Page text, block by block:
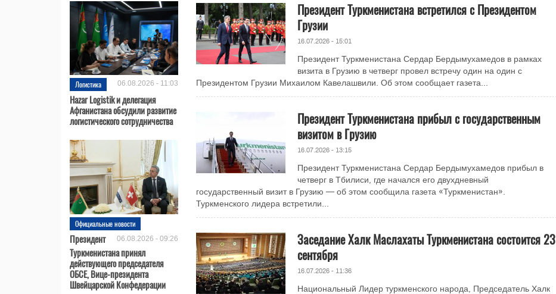
Логистика 06.08.2026 - 11:03
Hazar Logistik и делегация
Афганистана обсудили развитие
логистического сотрудничества
Официальные новости
06.08.2026 - 09:26
Президент
Туркменистана принял
действующего председателя
ОБСЕ, Вице-президента
Швейцарской Конфедерации
Президент Туркменистана встретился с Президентом
Грузии
16.07.2026 - 15:01
Президент Туркменистана Сердар Бердымухамедов в рамках
визита в Грузию в четверг провел встречу один на один с
Президентом Грузии Михаилом Кавелашвили. Об этом сообщает газета...
Президент Туркменистана прибыл с государственным
визитом в Грузию
16.07.2026 - 13:15
Президент Туркменистана Сердар Бердымухамедов прибыл в
четверг в Тбилиси, где начался его двухдневный
государственный визит в Грузию — об этом сообщила газета «Туркменистан».
Туркменского лидера встретили...
Заседание Халк Маслахаты Туркменистана состоится 23
сентября
16.07.2026 - 11:36
Национальный Лидер туркменского народа, Председатель Халк